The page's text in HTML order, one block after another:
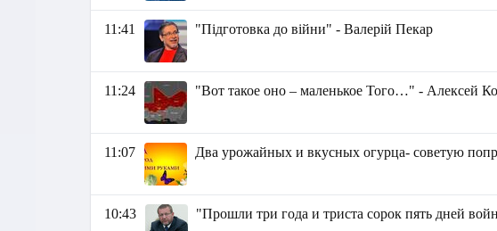
11:41 "Підготовка до війни" - Валерій Пекар
11:24 "Вот такое оно – маленькое Того…" - Алексей
11:07 Два урожайных и вкусных огурца- советую
10:43 "Прошли три года и триста сорок пять дней